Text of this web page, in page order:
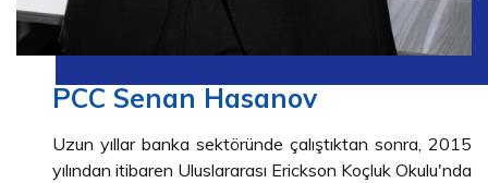
PCC Senan Hasanov
Uzun yıllar banka sektöründe çalıştıktan sonra, 2015
yılından itibaren Uluslararası Erickson Koçluk Okulu'nda